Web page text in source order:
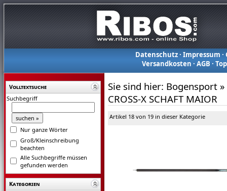
Datenschutz· Impressum ·
Versandkosten ·AGB ·
Volltextsuche
Suchbegriff
Nur ganze Wörter
Groß/Kleinschreibung
beachten
Alle Suchbegriffe müssen
gefunden werden
Kategorien
Sie sind hier: Bogensport »
CROSS-X SCHAFT MAIOR
Artikel 18 von 19 in dieser Kategorie